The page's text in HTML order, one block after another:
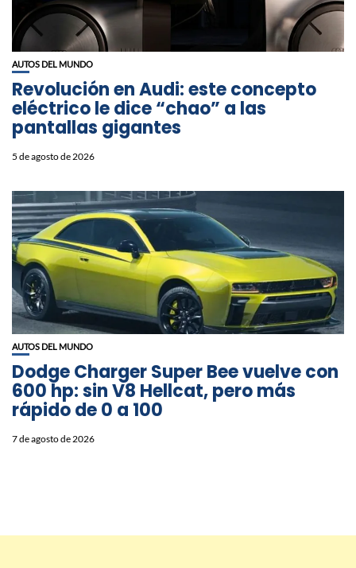
AUTOS DEL MUNDO
Revolución en Audi: este concepto
eléctrico le dice “chao” a las
pantallas gigantes
5 de agosto de 2026
AUTOS DEL MUNDO
Dodge Charger Super Bee vuelve con
600 hp: sin V8 Hellcat, pero más
rápido de 0 a 100
7 de agosto de 2026